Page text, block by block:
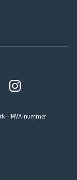
– MVA-nummer